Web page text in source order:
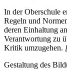
In der Oberschule
Regeln und
deren Einhaltung
Verantwortung zu
Kritik umzugehen.
Gestaltung des